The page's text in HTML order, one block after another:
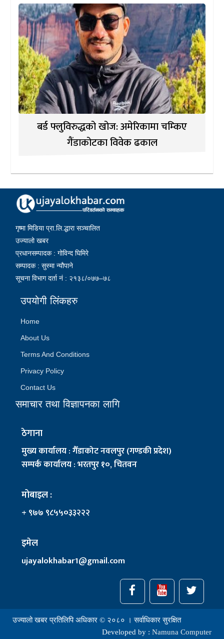
बर्ड फ्लुविरुद्धको खोज: अमेरिकामा चम्किए
गैंडाकोटका विवेक ढकाल
गृष्मा मिडिया प्रा.लि.द्धारा सञ्चालित
उज्यालो खबर
प्रधानसम्पादक : गोविन्द घिमिरे
सम्पादक : सुस्मा न्यौपाने
सूचना विभाग दर्ता नं : २१३८/०७७–७८
उपयोगी लिंकहरु
Home
About Us
Terms And Conditions
Privacy Policy
Contact Us
समाचार तथा विज्ञापनका लागि
ठेगाना
मुख्य कार्यालय : गैँडाकोट नवलपुर (गण्डकी प्रदेश)
सम्पर्क कार्यालय : भरतपुर १०, चितवन
मोबाइल :
+ ९७७ ९८५५०३३२२२
इमेल
ujayalokhabar1@gmail.com
उज्यालो खबर प्रतिलिपि अधिकार © २०८० । सर्वाधिकार सुरक्षित
Developed by : Namuna Computer